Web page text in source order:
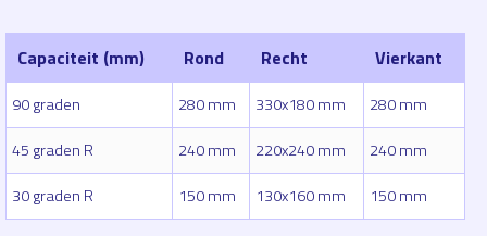
Capaciteit (mm) Rond Recht Vierkant
90 graden 280 mm 330x180 mm
280 mm
45 graden R
240 mm 220x240 mm
240 mm
30 graden R
150 mm 130x160 mm 150 mm